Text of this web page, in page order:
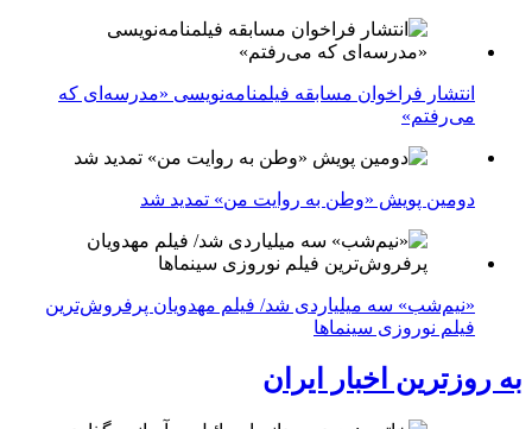
انتشار فراخوان مسابقه فیلمنامه‌نویسی «مدرسه‌ای که
می‌رفتم»
دومین پویش «وطن به روایت من» تمدید شد
«نیم‌شب» سه میلیاردی شد/ فیلم مهدویان پرفروش‌ترین
فیلم نوروزی سینماها
به روزترین اخبار ایران